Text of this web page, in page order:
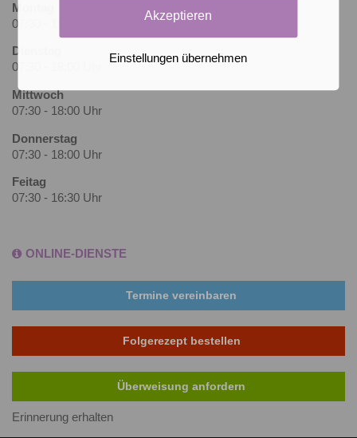
Montag
07:30 - 18:00 Uhr
Dienstag
07:30 - 18:00 Uhr
Mittwoch
07:30 - 18:00 Uhr
Donnerstag
07:30 - 18:00 Uhr
Feitag
07:30 - 16:30 Uhr
ONLINE-DIENSTE
Termine vereinbaren
Folgerezept bestellen
Überweisung anfordern
Erinnerung erhalten
Akzeptieren
Einstellungen übernehmen